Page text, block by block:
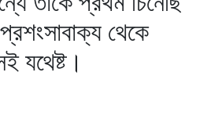
প্রশংসাবাক্য থেকে
যথেষ্ট।